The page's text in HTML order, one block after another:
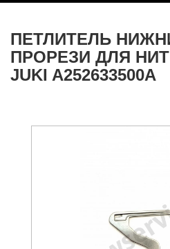
ПЕТЛИТЕЛЬ
ПРОРЕЗИ ДЛЯ
JUKI A252633500A